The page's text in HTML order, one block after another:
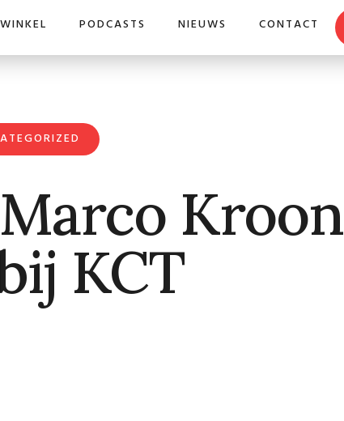
WINKEL PODCASTS NIEUWS CONTACT
Marco Kroon
KCT